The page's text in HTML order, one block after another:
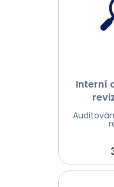
Interní